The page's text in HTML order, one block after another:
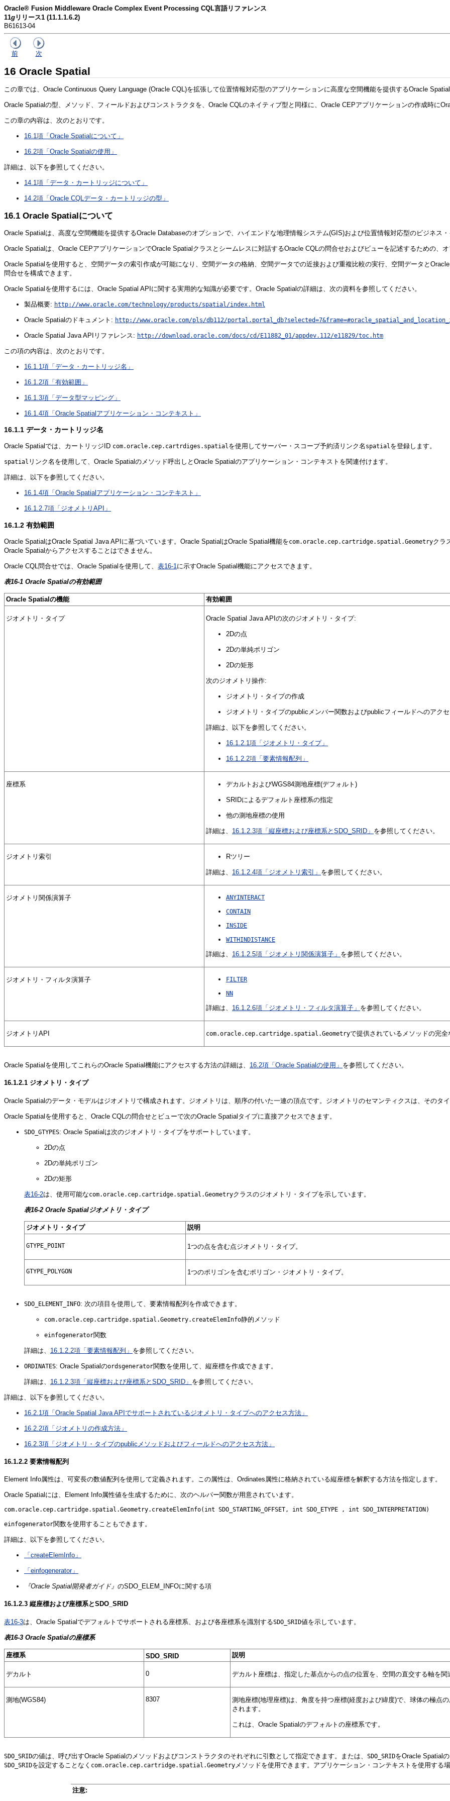
Oracle® Fusion Middleware Oracle Complex Event Processing CQL言語リファレンス
11g リリース1 (11.1.1.6.2)
B61613-04
前 次
16 Oracle Spatial
この章では、Oracle Continuous Query Language (Oracle CQL)を拡張して位置情報対応型のアプリケーションに高度な空間機能を提供するOracle
Oracle Spatialの型、メソッド、フィールドおよびコンストラクタを、Oracle CQLのネイティブ型と同様に、Oracle CEPアプリケーションの作成時に
この章の内容は、次のとおりです。
16.1項「Oracle Spatialについて」
16.2項「Oracle Spatialの使用」
詳細は、以下を参照してください。
14.1項「データ・カートリッジについて」
14.2項「Oracle CQLデータ・カートリッジの型」
16.1 Oracle Spatialについて
Oracle Spatialは、高度な空間機能を提供するOracle Databaseのオプションで、ハイエンドな地理情報システム(GIS)および位置情報対応型のビジネス
Oracle Spatialは、Oracle CEPアプリケーションでOracle Spatialクラスとシームレスに対話するOracle CQLの問合せおよびビューを記述するための、
Oracle Spatialを使用すると、空間データの索引作成が可能になり、空間データの格納、空間データでの近接および重複比較の実行、空間データと
問合せを構成できます。
Oracle Spatialを使用するには、Oracle Spatial APIに関する実用的な知識が必要です。Oracle Spatialの詳細は、次の資料を参照してください。
製品概要: http://www.oracle.com/technology/products/spatial/index.html
Oracle Spatialのドキュメント: http://www.oracle.com/pls/db112/
Oracle Spatial Java APIリファレンス: http://download.oracle.com/docs/cd/E11882_01/appdev.112/e11829/toc.htm
この項の内容は、次のとおりです。
16.1.1項「データ・カートリッジ名」
16.1.2項「有効範囲」
16.1.3項「データ型マッピング」
16.1.4項「Oracle Spatialアプリケーション・コンテキスト」
16.1.1 データ・カートリッジ名
Oracle Spatialでは、カートリッジID com.oracle.cep.cartrdiges.spatialを使用してサーバー・スコープ予約済リンク名 spatialを登録します。
spatial リンク名を使用して、Oracle Spatialのメソッド呼出しとOracle Spatialのアプリケーション・コンテキストを関連付けます。
詳細は、以下を参照してください。
16.1.4項「Oracle Spatialアプリケーション・コンテキスト」
16.1.2.7項「ジオメトリAPI」
16.1.2 有効範囲
Oracle SpatialはOracle Spatial Java APIに基づいています。Oracle SpatialはOracle Spatial機能をcom.oracle.cep.cartridge.spatial.Geometryクラ
Oracle Spatialからアクセスすることはできません。
Oracle CQL問合せでは、Oracle Spatialを使用して、 表16-1に示すOracle Spatial機能にアクセスできます。
表16-1 Oracle Spatialの有効範囲
Oracle Spatialの機能 有効範囲
ジオメトリ・タイプ Oracle Spatial Java APIの次のジオメトリ・タイプ:
2Dの点
2Dの単純ポリゴン
2Dの矩形
次のジオメトリ操作:
ジオメトリ・タイプの作成
ジオメトリ・タイプのpublicメンバー関数およびpublicフィールドへのアク
詳細は、以下を参照してください。
16.1.2.1項「ジオメトリ・タイプ」
16.1.2.2項「要素情報配列」
座標系 デカルトおよびWGS84測地座標(デフォルト)
SRIDによるデフォルト座標系の指定
他の測地座標の使用
詳細は、 16.1.2.3項「縦座標および座標系とSDO_SRID」 を参照してください。
ジオメトリ索引 Rツリー
詳細は、 16.1.2.4項「ジオメトリ索引」 を参照してください。
ジオメトリ関係演算子
ANYINTERACT
CONTAIN
INSIDE
WITHINDISTANCE
詳細は、 16.1.2.5項「ジオメトリ関係演算子」 を参照してください。
ジオメトリ・フィルタ演算子
FILTER
NN
詳細は、 16.1.2.6項「ジオメトリ・フィルタ演算子」 を参照してください。
ジオメトリAPI com.oracle.cep.cartridge.spatial.Geometryで提供されているメソッドの完全
Oracle Spatialを使用してこれらのOracle Spatial機能にアクセスする方法の詳細は、 16.2項「Oracle Spatialの使用」 を参照してください。
16.1.2.1 ジオメトリ・タイプ
Oracle Spatialのデータ・モデルはジオメトリで構成されます。ジオメトリは、順序の付いた一連の頂点です。ジオメトリのセマンティクスは、そのタ
Oracle Spatialを使用すると、Oracle CQLの問合せとビューで次のOracle Spatialタイプに直接アクセスできます。
SDO_GTYPES: Oracle Spatialは次のジオメトリ・タイプをサポートしています。
2Dの点
2Dの単純ポリゴン
2Dの矩形
表16-2は、使用可能なcom.oracle.cep.cartridge.spatial.Geometryクラスのジオメトリ・タイプを示しています。
表16-2 Oracle Spatialジオメトリ・タイプ
ジオメトリ・タイプ 説明
GTYPE_POINT 1つの点を含む点ジオメトリ・タイプ。
GTYPE_POLYGON 1つのポリゴンを含むポリゴン・ジオメトリ・タイプ。
SDO_ELEMENT_INFO: 次の項目を使用して、要素情報配列を作成できます。
com.oracle.cep.cartridge.spatial.Geometry.createElemInfo静的メソッド
einfogenerator関数
詳細は、 16.1.2.2項「要素情報配列」 を参照してください。
ORDINATES: Oracle Spatialのordsgenerator関数を使用して、縦座標を作成できます。
詳細は、 16.1.2.3項「縦座標および座標系とSDO_SRID」 を参照してください。
詳細は、以下を参照してください。
16.2.1項「Oracle Spatial Java APIでサポートされているジオメトリ・タイプへのアクセス方法」
16.2.2項「ジオメトリの作成方法」
16.2.3項「ジオメトリ・タイプのpublicメソッドおよびフィールドへのアクセス方法」
16.1.2.2 要素情報配列
Element Info属性は、可変長の数値配列を使用して定義されます。この属性は、Ordinates属性に格納されている縦座標を解釈する方法を指定します。
Oracle Spatialには、Element Info属性値を生成するために、次のヘルパー関数が用意されています。
einfogenerator関数を使用することもできます。
詳細は、以下を参照してください。
「createElemInfo」
「einfogenerator」
『Oracle Spatial開発者ガイド』 のSDO_ELEM_INFOに関する項
16.1.2.3 縦座標および座標系とSDO_SRID
表16-3は、Oracle Spatialでデフォルトでサポートされる座標系、および各座標系を識別するSDO_SRID値を示しています。
表16-3 Oracle Spatialの座標系
座標系 SDO_SRID 説明
デカルト 0 デカルト座標は、指定した基点からの点の位置を、空間の直交する軸を
測地(WGS84) 8307
測地座標(地理座標)は、角度を持つ座標(経度および緯度)で、球体の極点
されます。
これは、Oracle Spatialのデフォルトの座標系です。
SDO_SRIDの値は、呼び出すOracle Spatialのメソッドおよびコンストラクタのそれぞれに引数として指定できます。または、 SDO_SRIDをOracle Spatial
SDO_SRIDを設定することなく com.oracle.cep.cartridge.spatial.Geometry メソッドを使用できます。アプリケーション・コンテキストを使用す
注意: